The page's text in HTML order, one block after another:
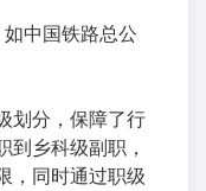
如中国铁路总公
划分，保障了行
到乡科级副职，
，同时通过职级